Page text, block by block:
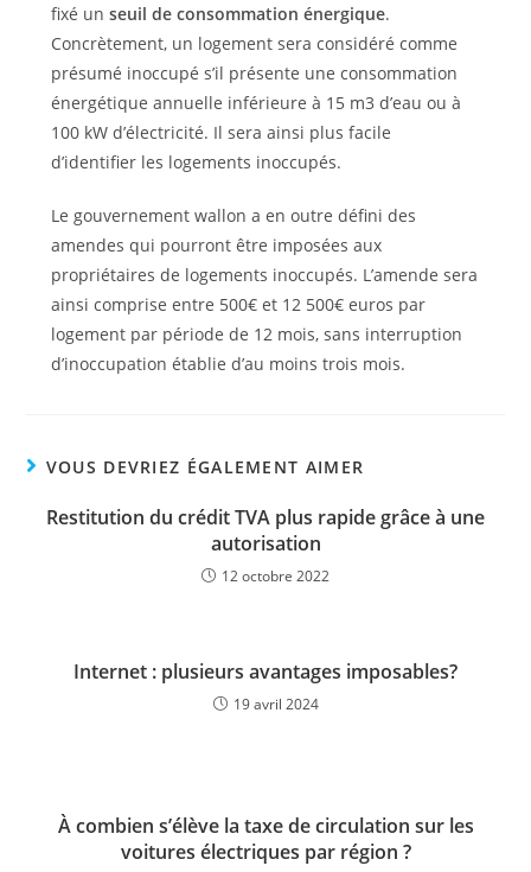
fixé un seuil de consommation énergique.
Concrètement, un logement sera considéré comme
présumé inoccupé s’il présente une consommation
énergétique annuelle inférieure à 15 m3 d’eau ou à
100 kW d’électricité. Il sera ainsi plus facile
d’identifier les logements inoccupés.
Le gouvernement wallon a en outre défini des
amendes qui pourront être imposées aux
propriétaires de logements inoccupés. L’amende sera
ainsi comprise entre 500€ et 12 500€ euros par
logement par période de 12 mois, sans interruption
d’inoccupation établie d’au moins trois mois.
VOUS DEVRIEZ ÉGALEMENT AIMER
Restitution du crédit TVA plus rapide grâce à une
autorisation
12 octobre 2022
Internet : plusieurs avantages imposables?
19 avril 2024
À combien s’élève la taxe de circulation sur les
voitures électriques par région ?